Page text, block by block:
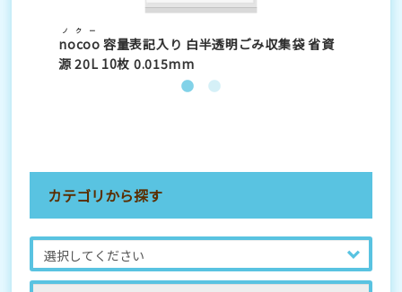
nocoo
ノクー
容量表記入り 白半透明ごみ収集袋 省資
源 20L 10枚 0.015mm
カテゴリから探す